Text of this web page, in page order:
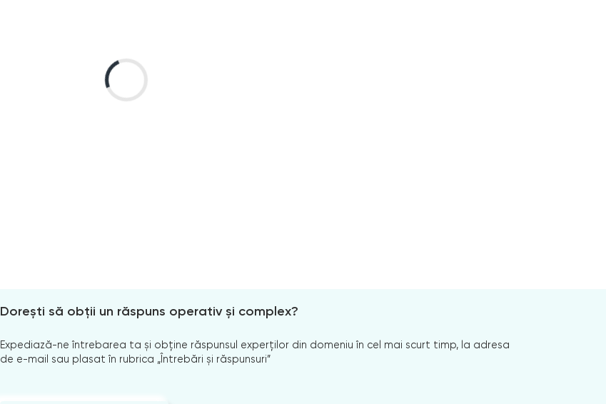
Dorești să obții un răspuns operativ și complex?
Expediază-ne întrebarea ta și obține răspunsul experților din domeniu în cel mai scurt timp, la adresa
de e-mail sau plasat în rubrica „Întrebări și răspunsuri”